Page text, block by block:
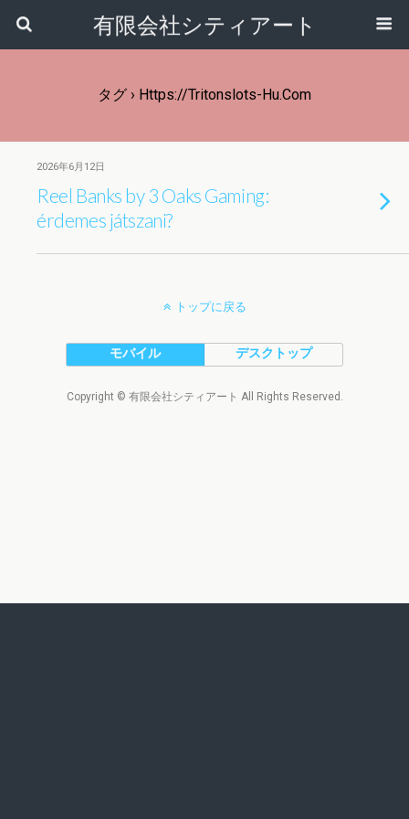
有限会社シティアート
タグ › Https://tritonslots-Hu.com
2026年6月12日
Reel Banks by 3 Oaks Gaming:
érdemes játszani?
トップに戻る
モバイル デスクトップ
Copyright © 有限会社シティアート All Rights Reserved.